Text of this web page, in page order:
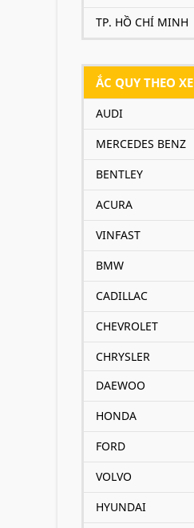
TP. HỒ CHÍ MINH
ẮC QUY THEO XE
AUDI
MERCEDES BENZ
BENTLEY
ACURA
VINFAST
BMW
CADILLAC
CHEVROLET
CHRYSLER
DAEWOO
HONDA
FORD
VOLVO
HYUNDAI